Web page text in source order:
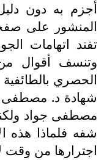
أجزم به دون
المنشور على
تفند اتهامات
وتنسف أقوال
الحصري
شهادة د. مصطفى
مصطفى جواد
شفه فلماذا هذه
اجترارها من وقت